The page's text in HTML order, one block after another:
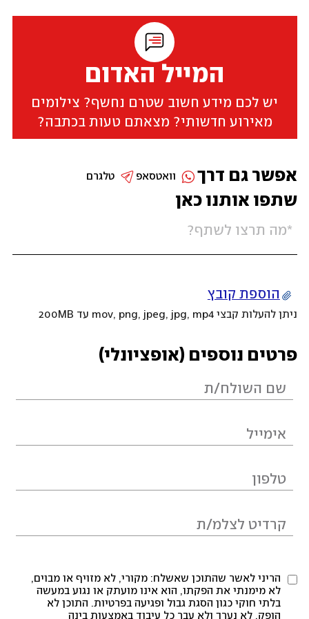
המייל האדום
יש לכם מידע חשוב שטרם נחשף? צילומים
מאירוע חדשותי? מצאתם טעות בכתבה?
שתפו אותנו כאן
הוספת קובץ
ניתן להעלות קבצי mov, png, jpeg, jpg, mp4 עד 200MB
פרטים נוספים (אופציונלי)
הריני לאשר שהתוכן שאשלח: מקורי, לא מזויף או מבוים,
לא מימנתי את הפקתו, הוא אינו מועתק או נגוע במעשה
בלתי חוקי כגון הסגת גבול ופגיעה בפרטיות. התוכן לא
הופק, לא נערך ולא עבר כל עיבוד באמצעות בינה
אפשר גם דרך טלגרם וואטסאפ